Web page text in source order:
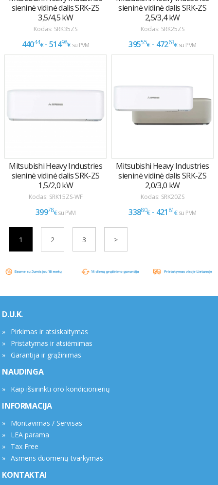
1 2 3 >
D.U.K.
Pirkimas ir atsiskaitymas
Pristatymas ir atsiėmimas
Garantija ir grąžinimas
NAUDINGA
Kaip išsirinkti oro kondicionierių
INFORMACIJA
Montavimas / Servisas
LEA parama
Tax Free
Asmens duomenų tvarkymas
KONTAKTAI